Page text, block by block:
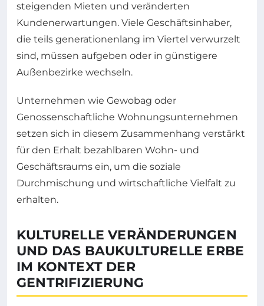
steigenden Mieten und veränderten
Kundenerwartungen. Viele Geschäftsinhaber,
die teils generationenlang im Viertel verwurzelt
sind, müssen aufgeben oder in günstigere
Außenbezirke wechseln.
Unternehmen wie Gewobag oder
Genossenschaftliche Wohnungsunternehmen
setzen sich in diesem Zusammenhang verstärkt
für den Erhalt bezahlbaren Wohn- und
Geschäftsraums ein, um die soziale
Durchmischung und wirtschaftliche Vielfalt zu
erhalten.
KULTURELLE VERÄNDERUNGEN
UND DAS BAUKULTURELLE ERBE
IM KONTEXT DER
GENTRIFIZIERUNG